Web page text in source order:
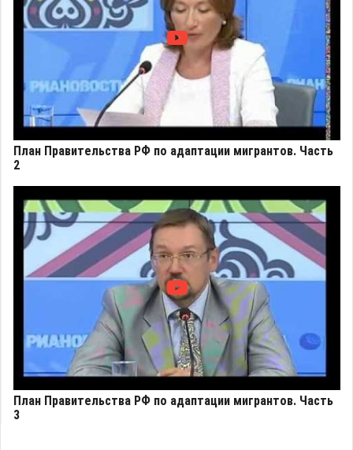
План Правительства РФ по адаптации мигрантов. Часть
2
План Правительства РФ по адаптации мигрантов. Часть
3